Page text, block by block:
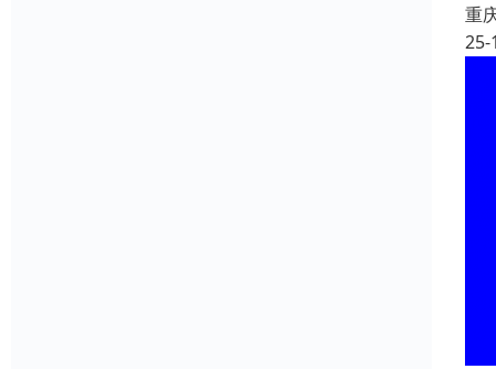
重
25-